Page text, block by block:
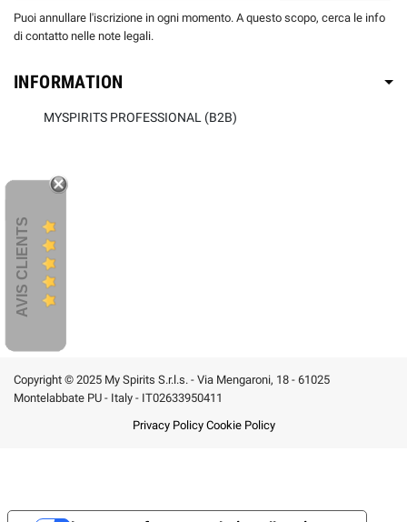
Puoi annullare l'iscrizione in ogni momento. A questo scopo, cerca le info
di contatto nelle note legali.
INFORMATION
MYSPIRITS PROFESSIONAL (B2B)
AVIS CLIENTS
Copyright © 2025 My Spirits S.r.l.s. - Via Mengaroni, 18 - 61025
Montelabbate PU - Italy - IT02633950411
Privacy Policy Cookie Policy